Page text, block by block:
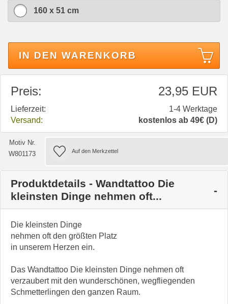
160 x 51 cm
IN DEN WARENKORB
Preis: 23,95 EUR
Lieferzeit:
1-4 Werktage
Versand:
kostenlos ab 49€ (D)
Motiv Nr.
W801173
Produktdetails - Wandtattoo Die
kleinsten Dinge nehmen oft...
Die kleinsten Dinge
nehmen oft den größten Platz
in unserem Herzen ein.
Das Wandtattoo Die kleinsten Dinge nehmen oft
verzaubert mit den wunderschönen, wegfliegenden
Schmetterlingen den ganzen Raum.